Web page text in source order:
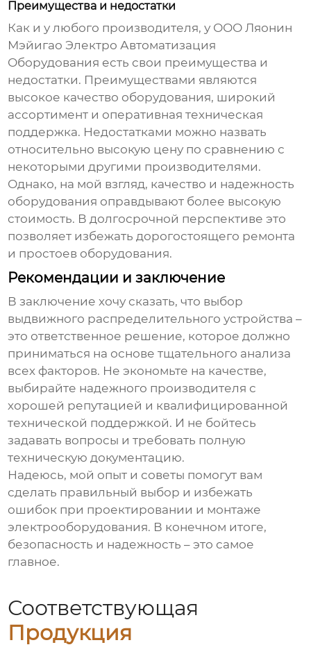
Преимущества и недостатки
Как и у любого производителя, у ООО Ляонин
Мэйигао Электро Автоматизация
Оборудования есть свои преимущества и
недостатки. Преимуществами являются
высокое качество оборудования, широкий
ассортимент и оперативная техническая
поддержка. Недостатками можно назвать
относительно высокую цену по сравнению с
некоторыми другими производителями.
Однако, на мой взгляд, качество и надежность
оборудования оправдывают более высокую
стоимость. В долгосрочной перспективе это
позволяет избежать дорогостоящего ремонта
и простоев оборудования.
Рекомендации и заключение
В заключение хочу сказать, что выбор
выдвижного распределительного устройства –
это ответственное решение, которое должно
приниматься на основе тщательного анализа
всех факторов. Не экономьте на качестве,
выбирайте надежного производителя с
хорошей репутацией и квалифицированной
технической поддержкой. И не бойтесь
задавать вопросы и требовать полную
техническую документацию.
Надеюсь, мой опыт и советы помогут вам
сделать правильный выбор и избежать
ошибок при проектировании и монтаже
электрооборудования. В конечном итоге,
безопасность и надежность – это самое
главное.
Соответствующая
Продукция